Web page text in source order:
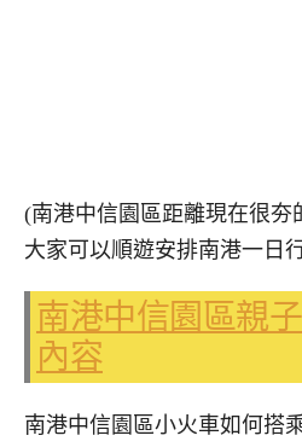
(南港中信園區距離現在很夯
大家可以順遊安排南港一日
南港中信園區親
內容
南港中信園區小火車如何搭